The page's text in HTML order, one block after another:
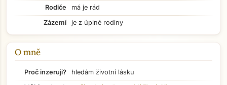
Rodiče
má je rád
Zázemí
je z úplné rodiny
O mně
Proč inzeruji?
hledám životní lásku